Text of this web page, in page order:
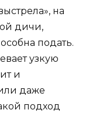
на
дичи,
подать.
узкую
и
даже
подход